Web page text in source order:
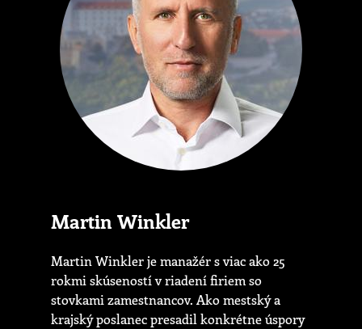
Martin Winkler
Martin Winkler je manažér s viac ako 25
rokmi skúseností v riadení firiem so
stovkami zamestnancov. Ako mestský a
krajský poslanec presadil konkrétne úspory